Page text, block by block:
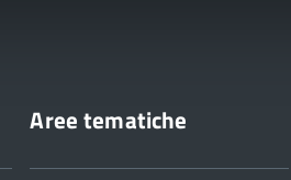
Aree tematiche